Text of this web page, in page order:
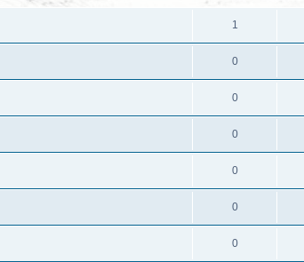
1
0
0
0
0
0
0